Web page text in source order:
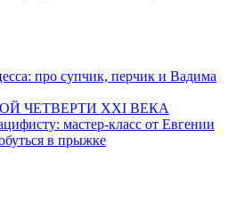
про супчик, перчик и Вадима
ЧЕТВЕРТИ XXI ВЕКА
мастер-класс от Евгении
в прыжке